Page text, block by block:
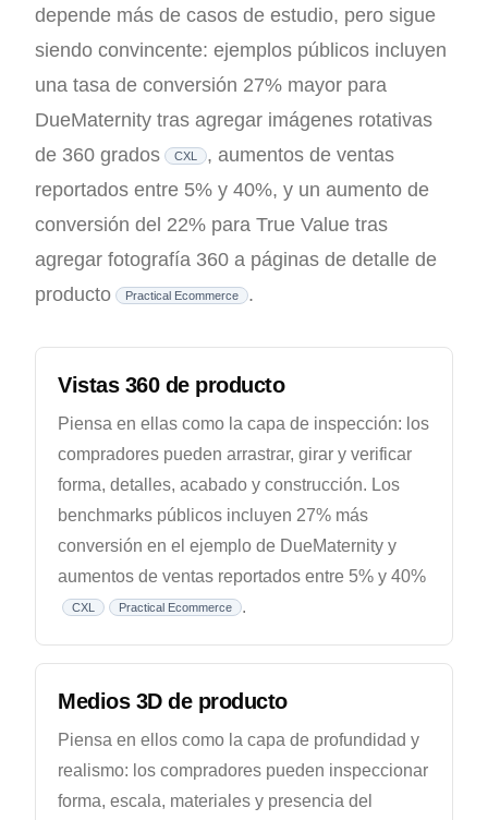
depende más de casos de estudio, pero sigue
siendo convincente: ejemplos públicos incluyen
una tasa de conversión 27% mayor para
DueMaternity tras agregar imágenes rotativas
de 360 grados
CXL
, aumentos de ventas
reportados entre 5% y 40%, y un aumento de
conversión del 22% para True Value tras
agregar fotografía 360 a páginas de detalle de
producto
Practical Ecommerce .
Vistas 360 de producto
Piensa en ellas como la capa de inspección: los
compradores pueden arrastrar, girar y verificar
forma, detalles, acabado y construcción. Los
benchmarks públicos incluyen 27% más
conversión en el ejemplo de DueMaternity y
aumentos de ventas reportados entre 5% y 40%
CXL Practical Ecommerce .
Medios 3D de producto
Piensa en ellos como la capa de profundidad y
realismo: los compradores pueden inspeccionar
forma, escala, materiales y presencia del